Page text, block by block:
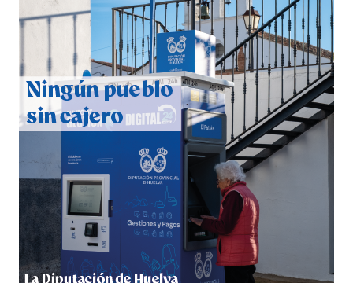
CUARTA CORRIDA DE LAS FIESTAS COLOMBINAS
2026
hace 1 semana ·Huelvatv
4º DÍA DE LAS FIESTAS COLOMBINAS 2026